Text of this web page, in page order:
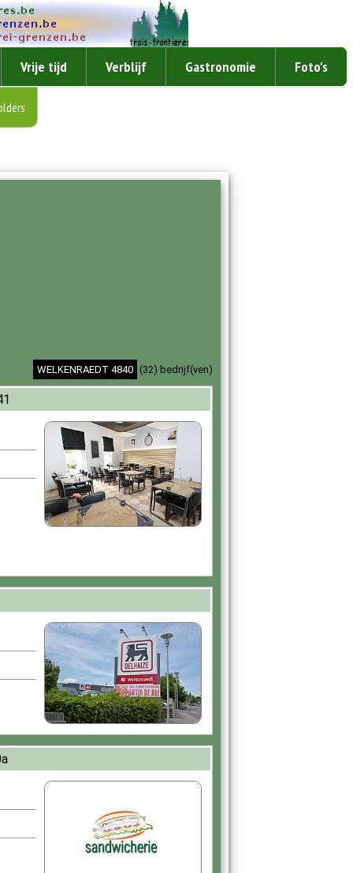
Vrije tijd Verblijf Gastronomie Foto's
WELKENRAEDT 4840 (32) bedrijf(ven)